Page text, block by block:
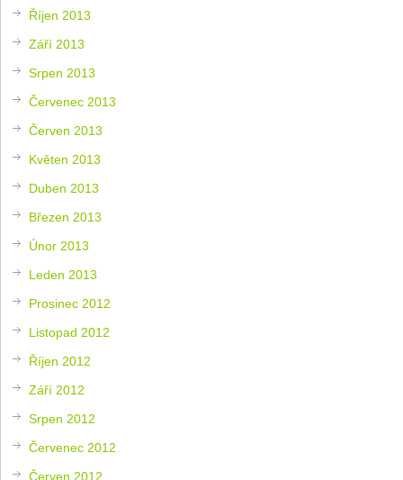
Říjen 2013
Září 2013
Srpen 2013
Červenec 2013
Červen 2013
Květen 2013
Duben 2013
Březen 2013
Únor 2013
Leden 2013
Prosinec 2012
Listopad 2012
Říjen 2012
Září 2012
Srpen 2012
Červenec 2012
Červen 2012